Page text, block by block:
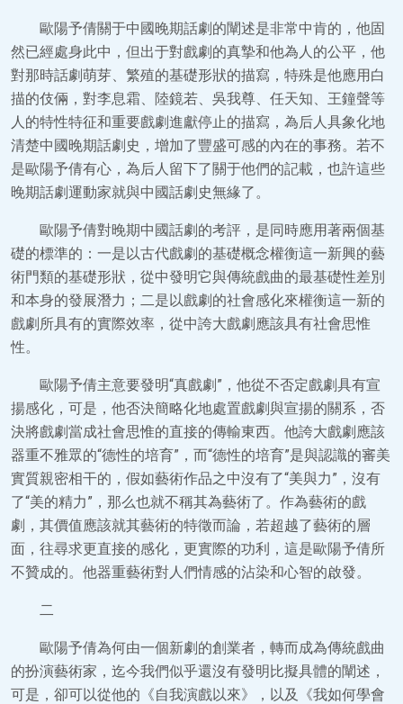
歐陽予倩關于中國晚期話劇的闡述是非常中肯的，他固
然已經處身此中，但出于對戲劇的真摯和他為人的公平，他
對那時話劇萌芽、繁殖的基礎形狀的描寫，特殊是他應用白
描的伎倆，對李息霜、陸鏡若、吳我尊、任天知、王鐘聲等
人的特性特征和重要戲劇進獻停止的描寫，為后人具象化地
清楚中國晚期話劇史，增加了豐盛可感的內在的事務。若不
是歐陽予倩有心，為后人留下了關于他們的記載，也許這些
晚期話劇運動家就與中國話劇史無緣了。
歐陽予倩對晚期中國話劇的考評，是同時應用著兩個基
礎的標準的：一是以古代戲劇的基礎概念權衡這一新興的藝
術門類的基礎形狀，從中發明它與傳統戲曲的最基礎性差別
和本身的發展潛力；二是以戲劇的社會感化來權衡這一新的
戲劇所具有的實際效率，從中誇大戲劇應該具有社會思惟
性。
歐陽予倩主意要發明“真戲劇”，他從不否定戲劇具有宣
揚感化，可是，他否決簡略化地處置戲劇與宣揚的關系，否
決將戲劇當成社會思惟的直接的傳輸東西。他誇大戲劇應該
器重不雅眾的“德性的培育”，而“德性的培育”是與認識的審美
實質親密相干的，假如藝術作品之中沒有了“美與力”，沒有
了“美的精力”，那么也就不稱其為藝術了。作為藝術的戲
劇，其價值應該就其藝術的特徵而論，若超越了藝術的層
面，往尋求更直接的感化，更實際的功利，這是歐陽予倩所
不贊成的。他器重藝術對人們情感的沾染和心智的啟發。
二
歐陽予倩為何由一個新劇的創業者，轉而成為傳統戲曲
的扮演藝術家，迄今我們似乎還沒有發明比擬具體的闡述，
可是，卻可以從他的《自我演戲以來》，以及《我如何學會